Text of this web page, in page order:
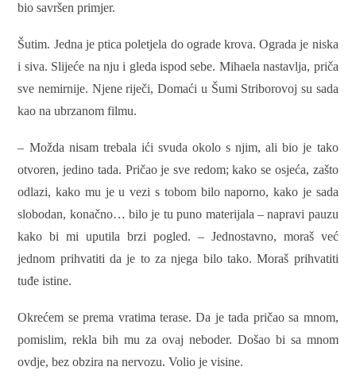
bio savršen primjer.
Šutim. Jedna je ptica poletjela do ograde krova. Ograda je niska
i siva. Slijeće na nju i gleda ispod sebe. Mihaela nastavlja, priča
sve nemirnije. Njene riječi, Domaći u Šumi Striborovoj su sada
kao na ubrzanom filmu.
– Možda nisam trebala ići svuda okolo s njim, ali bio je tako
otvoren, jedino tada. Pričao je sve redom; kako se osjeća, zašto
odlazi, kako mu je u vezi s tobom bilo naporno, kako je sada
slobodan, konačno… bilo je tu puno materijala – napravi pauzu
kako bi mi uputila brzi pogled. – Jednostavno, moraš već
jednom prihvatiti da je to za njega bilo tako. Moraš prihvatiti
tuđe istine.
Okrećem se prema vratima terase. Da je tada pričao sa mnom,
pomislim, rekla bih mu za ovaj neboder. Došao bi sa mnom
ovdje, bez obzira na nervozu. Volio je visine.